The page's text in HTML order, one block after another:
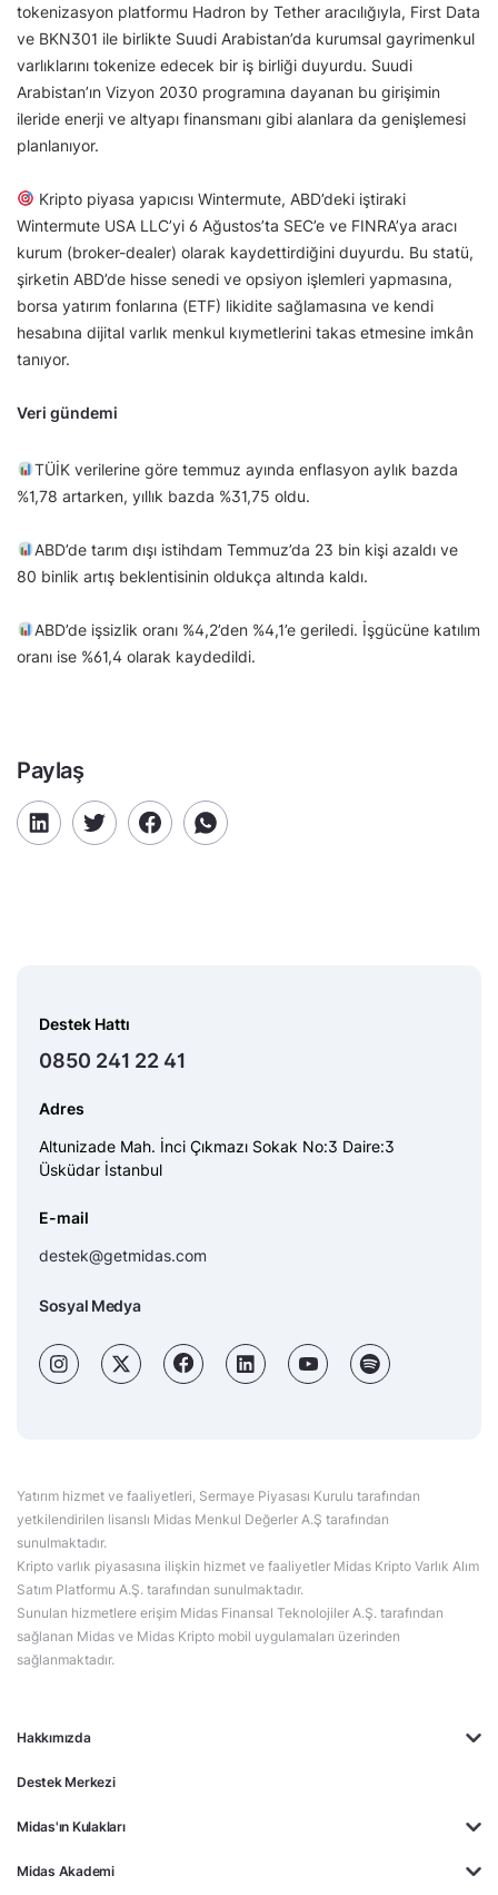
tokenizasyon platformu Hadron by Tether aracılığıyla, First Data
ve BKN301 ile birlikte Suudi Arabistan’da kurumsal gayrimenkul
varlıklarını tokenize edecek bir iş birliği duyurdu. Suudi
Arabistan’ın Vizyon 2030 programına dayanan bu girişimin
ileride enerji ve altyapı finansmanı gibi alanlara da genişlemesi
planlanıyor.
Kripto piyasa yapıcısı Wintermute, ABD’deki iştiraki
Wintermute USA LLC’yi 6 Ağustos’ta SEC’e ve FINRA’ya aracı
kurum (broker-dealer) olarak kaydettirdiğini duyurdu. Bu statü,
şirketin ABD’de hisse senedi ve opsiyon işlemleri yapmasına,
borsa yatırım fonlarına (ETF) likidite sağlamasına ve kendi
hesabına dijital varlık menkul kıymetlerini takas etmesine imkân
tanıyor.
Veri gündemi
TÜİK verilerine göre temmuz ayında enflasyon aylık bazda
%1,78 artarken, yıllık bazda %31,75 oldu.
ABD’de tarım dışı istihdam Temmuz’da 23 bin kişi azaldı ve
80 binlik artış beklentisinin oldukça altında kaldı.
ABD’de işsizlik oranı %4,2’den %4,1’e geriledi. İşgücüne katılım
oranı ise %61,4 olarak kaydedildi.
Paylaş
Hakkımızda
Destek Merkezi
Midas'ın Kulakları
Midas Akademi
Destek Hattı
0850 241 22 41
Adres
Altunizade Mah. İnci Çıkmazı Sokak No:3 Daire:3
Üsküdar İstanbul
E-mail
destek@getmidas.com
Sosyal Medya
Yatırım hizmet ve faaliyetleri, Sermaye Piyasası Kurulu tarafından
yetkilendirilen lisanslı Midas Menkul Değerler A.Ş tarafından
sunulmaktadır.
Kripto varlık piyasasına ilişkin hizmet ve faaliyetler Midas Kripto Varlık Alım
Satım Platformu A.Ş. tarafından sunulmaktadır.
Sunulan hizmetlere erişim Midas Finansal Teknolojiler A.Ş. tarafından
sağlanan Midas ve Midas Kripto mobil uygulamaları üzerinden
sağlanmaktadır.